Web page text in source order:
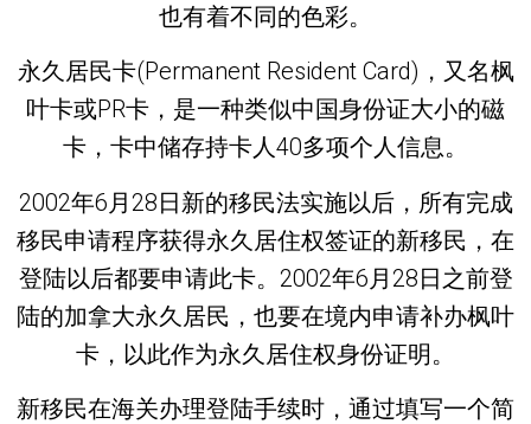
也有着不同的色彩。
永久居民卡(Permanent Resident Card)，又名枫
叶卡或PR卡，是一种类似中国身份证大小的磁
卡，卡中储存持卡人40多项个人信息。
2002年6月28日新的移民法实施以后，所有完成
移民申请程序获得永久居住权签证的新移民，在
登陆以后都要申请此卡。2002年6月28日之前登
陆的加拿大永久居民，也要在境内申请补办枫叶
卡，以此作为永久居住权身份证明。
新移民在海关办理登陆手续时，通过填写一个简